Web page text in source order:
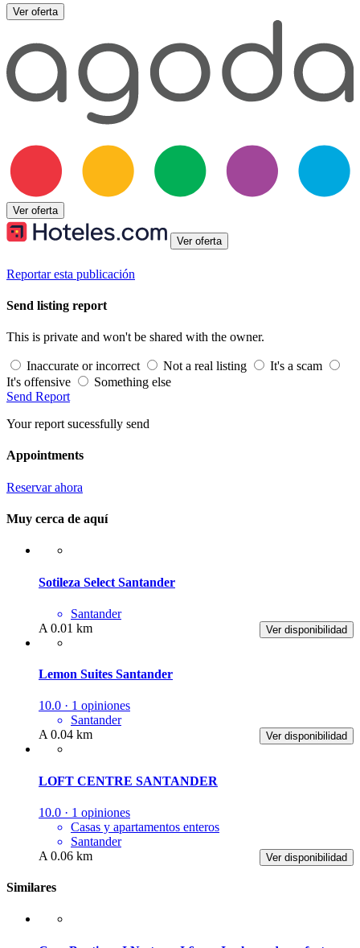
Ver oferta
Ver oferta
Ver oferta
Reportar esta publicación
Send listing report
This is private and won't be shared with the owner.
Inaccurate or incorrect Not a real listing
It's a scam
It's offensive
Something else
Send Report
Your report sucessfully send
Appointments
Reservar ahora
Muy cerca de aquí
Sotileza Select Santander
Santander
Ver disponibilidad
A 0.01 km
Lemon Suites Santander
10.0 · 1 opiniones
Santander
Ver disponibilidad
A 0.04 km
LOFT CENTRE SANTANDER
10.0 · 1 opiniones
Casas y apartamentos enteros
Santander
Ver disponibilidad
A 0.06 km
Similares